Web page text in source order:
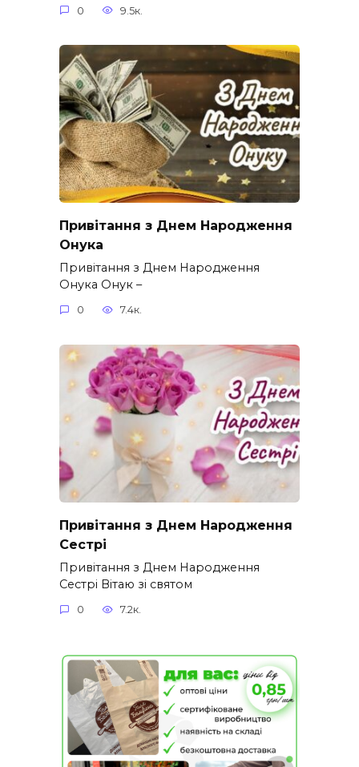
0 9.5к.
Привітання з Днем Народження
Онука
Привітання з Днем Народження
Онука Онук –
0 7.4к.
Привітання з Днем Народження
Сестрі
Привітання з Днем Народження
Сестрі Вітаю зі святом
0 7.2к.